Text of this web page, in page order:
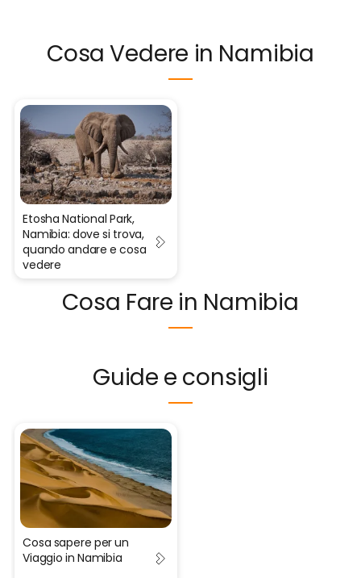
Cosa Vedere in Namibia
Etosha National Park,
Namibia: dove si trova,
quando andare e cosa
vedere
Cosa Fare in Namibia
Guide e consigli
Cosa sapere per un
Viaggio in Namibia